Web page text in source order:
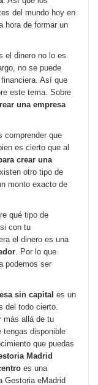
del mundo hoy en
hora de formar un
el dinero no lo es
no se puede
Así que
este tema. Sobre
una empresa
comprender que
es cierto que al
crear una
otro tipo de
monto exacto de
qué tipo de
con tu
el dinero es una
. Por lo que
podemos ser
sin capital es un
del todo cierto.
más allá de tu
tengas disponible
que puedas
Madrid
es una
Gestoria eMadrid